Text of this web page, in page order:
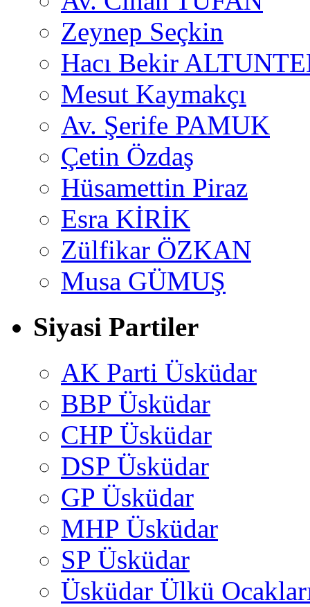
Zeynep Seçkin
Hacı Bekir
Mesut Kaymakçı
Av. Şerife PAMUK
Çetin Özdaş
Hüsamettin Piraz
Esra KİRİK
Zülfikar ÖZKAN
Musa GÜMUŞ
Siyasi Partiler
AK Parti Üsküdar
BBP Üsküdar
CHP Üsküdar
DSP Üsküdar
GP Üsküdar
MHP Üsküdar
SP Üsküdar
Üsküdar Ülkü